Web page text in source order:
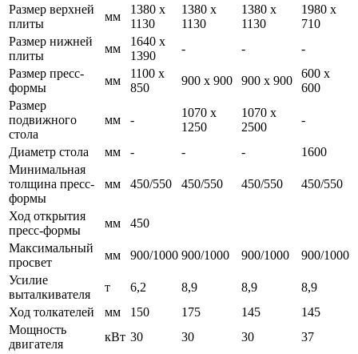
Размер верхней
плиты
мм
1380 х
1130
1380 х
1130
1380 х
1130
1980 х
710
Размер нижней
плиты
мм
1640 х
1390
- -
-
Размер пресс-
формы
мм
1100 х
850
900 х 900 900 х 900
600 х
600
Размер
подвижного
стола
мм -
1070 х
1250
1070 х
2500
-
Диаметр стола мм - - -
1600
Минимальная
толщина пресс-
формы
мм 450/550 450/550 450/550 450/550
Ход открытия
пресс-формы
мм
450
Максимальный
просвет
мм 900/1000 900/1000 900/1000
900/1000
Усилие
выталкивателя
т 6,2 8,9 8,9
8,9
Ход толкателей
мм 150 175 145
145
Мощность
двигателя
кВт 30 30 30
37